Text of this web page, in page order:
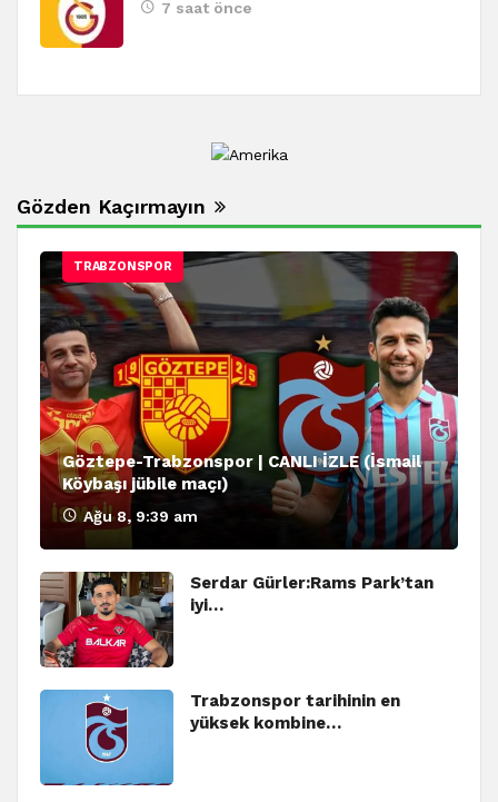
7 saat önce
Gözden Kaçırmayın
TRABZONSPOR
Göztepe-Trabzonspor | CANLI İZLE (İsmail
Köybaşı jübile maçı)
Ağu 8, 9:39 am
Serdar Gürler:Rams Park’tan
iyi…
Trabzonspor tarihinin en
yüksek kombine…